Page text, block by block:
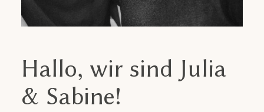
Hallo, wir sind Julia
& Sabine!